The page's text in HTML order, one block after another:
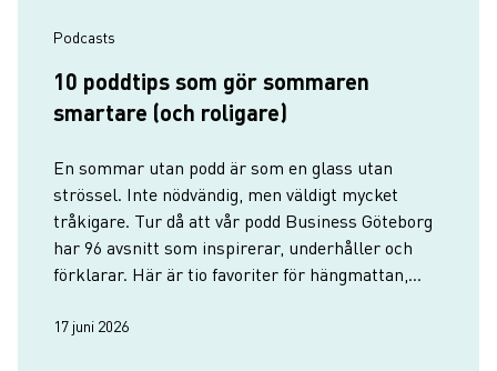
Podcasts
10 poddtips som gör sommaren
smartare (och roligare)
En sommar utan podd är som en glass utan
strössel. Inte nödvändig, men väldigt mycket
tråkigare. Tur då att vår podd Business Göteborg
har 96 avsnitt som inspirerar, underhåller och
förklarar. Här är tio favoriter för hängmattan,
17 juni 2026